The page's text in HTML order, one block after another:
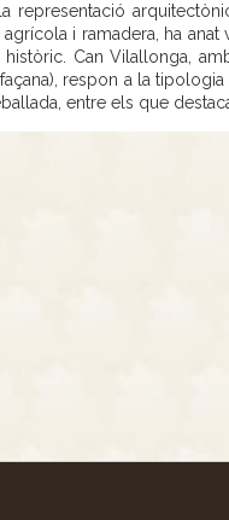
representació
agrícola i ramadera, ha
Can Vilallonga,
respon a la
entre els que